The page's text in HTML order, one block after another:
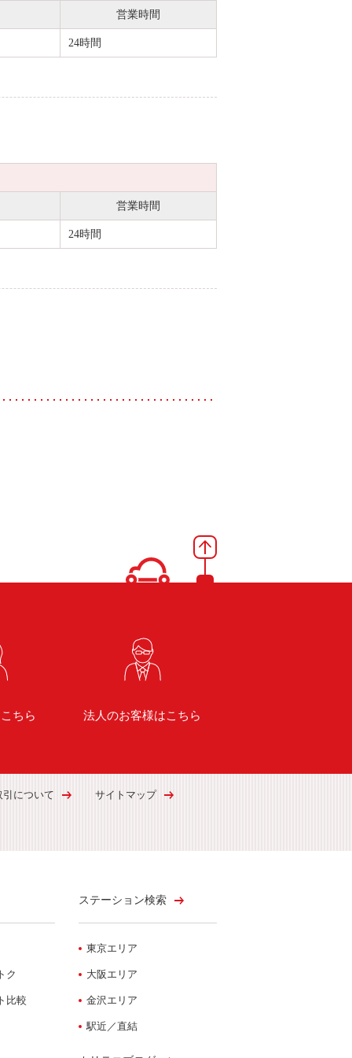
営業時間
24時間
営業時間
24時間
ちら 法人のお客様はこちら
引について サイトマップ
ク
比較
ステーション検索
東京エリア
大阪エリア
金沢エリア
駅近／直結